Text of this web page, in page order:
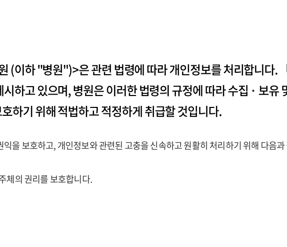
iMED TV(이하 "병원")>은 관련 법령에 따라 개인정보를 처리합니다.
하고 있으며, 병원은 이러한 법령의 규정에 따라 수집 · 보유
하기 위해 적법하고 적정하게 취급할 것입니다.
을 보호하고, 개인정보와 관련된 고충을 신속하고 원활히 처리하기 위해 다음
체의 권리를 보호합니다.